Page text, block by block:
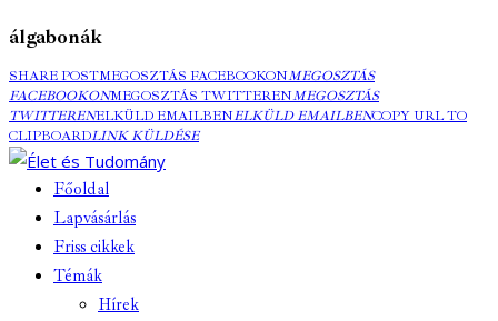
álgabonák
SHARE POSTMEGOSZTÁS FACEBOOKONMEGOSZTÁS
FACEBOOKONMEGOSZTÁS TWITTERENMEGOSZTÁS
TWITTERENELKÜLD EMAILBENELKÜLD EMAILBENCOPY URL TO
CLIPBOARDLINK KÜLDÉSE
Főoldal
Lapvásárlás
Friss cikkek
Témák
Hírek